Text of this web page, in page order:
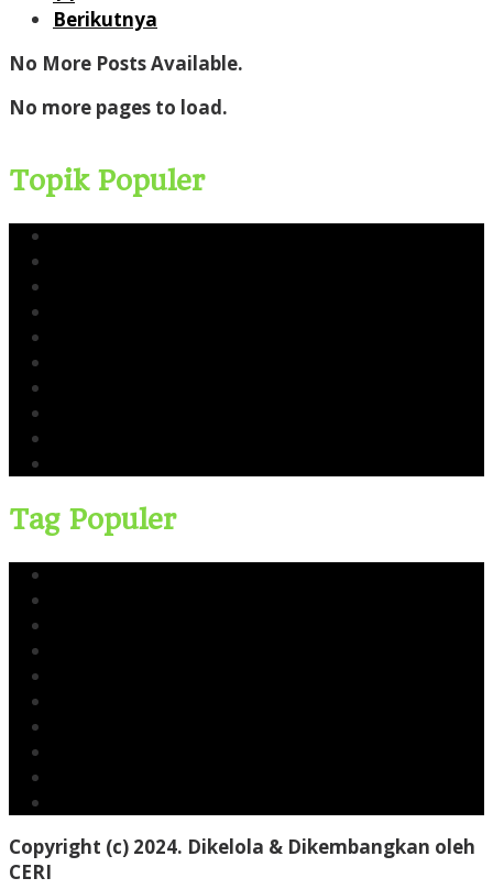
Berikutnya
No More Posts Available.
No more pages to load.
Topik Populer
Tag Populer
Copyright (c) 2024. Dikelola & Dikembangkan oleh
CERI